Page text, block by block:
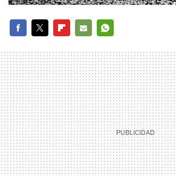
MAIL